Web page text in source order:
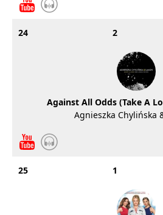
24 2
Against All Odds (Take A
Agnieszka Chylińska
25 1